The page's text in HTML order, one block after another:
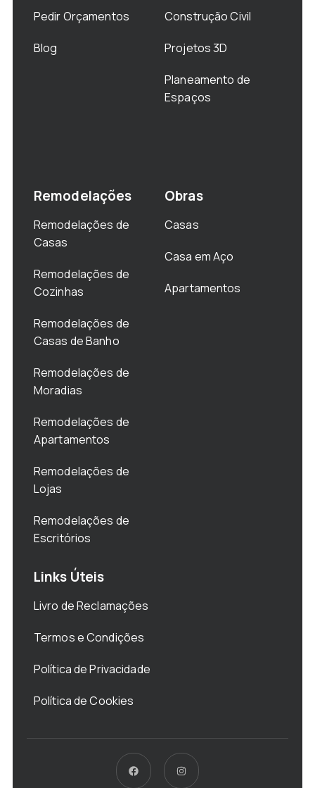
Pedir Orçamentos
Blog
Construção Civil
Projetos 3D
Planeamento de
Espaços
Remodelações
Remodelações de
Casas
Remodelações de
Cozinhas
Remodelações de
Casas de Banho
Remodelações de
Moradias
Remodelações de
Apartamentos
Remodelações de
Lojas
Remodelações de
Escritórios
Obras
Casas
Casa em Aço
Apartamentos
Links Úteis
Livro de Reclamações
Termos e Condições
Política de Privacidade
Política de Cookies